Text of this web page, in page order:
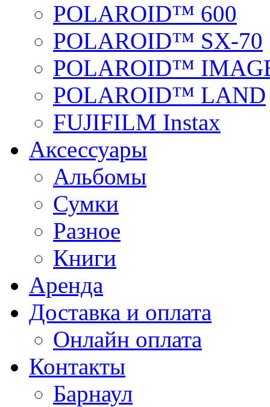
POLAROID™ 600
POLAROID™ SX-70
POLAROID™
POLAROID™ LAND
FUJIFILM Instax
Аксессуары
Альбомы
Сумки
Разное
Книги
Аренда
Доставка и оплата
Онлайн оплата
Контакты
Барнаул